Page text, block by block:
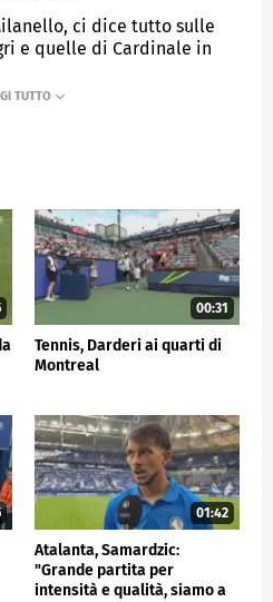
ci dice tutto sulle
e quelle di Cardinale in
00:31
Tennis, Darderi ai quarti di
Montreal
01:42
Atalanta, Samardzic:
"Grande partita per
intensità e qualità, siamo a